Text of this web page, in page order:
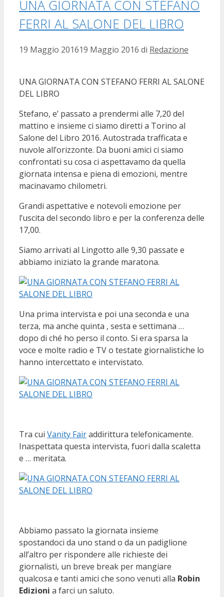
UNA GIORNATA CON STEFANO
FERRI AL SALONE DEL LIBRO
19 Maggio 201619 Maggio 2016 di Redazione
UNA GIORNATA CON STEFANO FERRI AL SALONE
DEL LIBRO
Stefano, e’ passato a prendermi alle 7,20 del
mattino e insieme ci siamo diretti a Torino al
Salone del Libro 2016. Autostrada trafficata e
nuvole all’orizzonte. Da buoni amici ci siamo
confrontati su cosa ci aspettavamo da quella
giornata intensa e piena di emozioni, mentre
macinavamo chilometri.
Grandi aspettative e notevoli emozione per
l’uscita del secondo libro e per la conferenza delle
17,00.
Siamo arrivati al Lingotto alle 9,30 passate e
abbiamo iniziato la grande maratona.
Una prima intervista e poi una seconda e una
terza, ma anche quinta , sesta e settimana …
dopo di ché ho perso il conto. Si era sparsa la
voce e molte radio e TV o testate giornalistiche lo
hanno intercettato e intervistato.
Tra cui Vanity Fairaddirittura telefonicamente.
Inaspettata questa intervista, fuori dalla scaletta
e … meritata.
Abbiamo passato la giornata insieme
spostandoci da uno stand o da un padiglione
all’altro per rispondere alle richieste dei
giornalisti, un breve break per mangiare
qualcosa e tanti amici che sono venuti alla Robin
Edizioni a farci un saluto.